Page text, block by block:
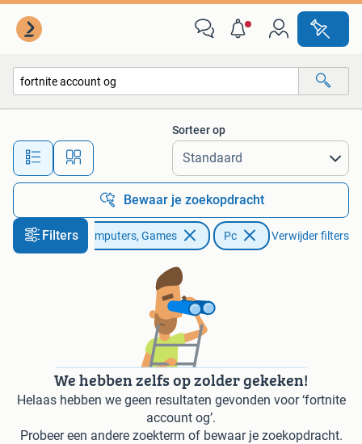
Alle afstanden…
Sorteer op
Bewaar je zoekopdracht
FiltersSpelcomputers, Games Pc Verwijder filters
We hebben zelfs op zolder gekeken!
Helaas hebben we geen resultaten gevonden voor ‘fortnite
account og’.
Probeer een andere zoekterm of bewaar je zoekopdracht.